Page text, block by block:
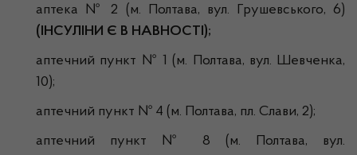
аптека № 2 (м. Полтава, вул. Грушевського, 6)
(ІНСУЛІНИ Є В НАВНОСТІ);
аптечний пункт № 1 (м. Полтава, вул. Шевченка,
10);
аптечний пункт № 4 (м. Полтава, пл. Слави, 2);
аптечний пункт № 8 (м. Полтава, вул.